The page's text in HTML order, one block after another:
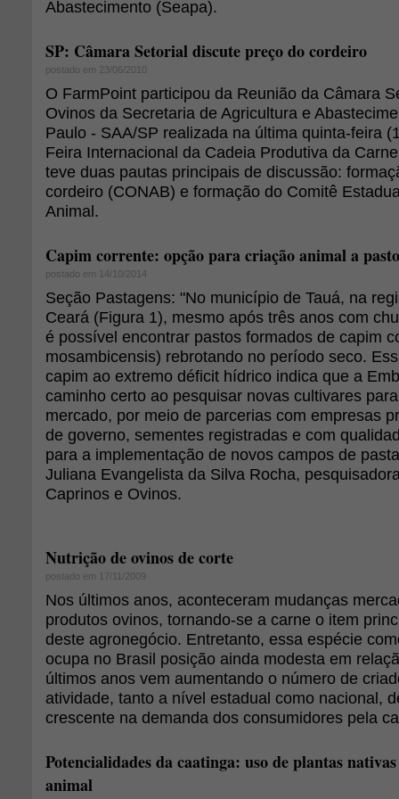
Abastecimento (Seapa).
SP: Câmara Setorial discute preço do cordeiro
postado em 23/06/2010
O FarmPoint participou da Reunião da Câmara
Ovinos da Secretaria de Agricultura e
Paulo - SAA/SP realizada na última quinta-feira
Feira Internacional da Cadeia Produtiva da
teve duas pautas principais de discussão:
cordeiro (CONAB) e formação do Comitê
Animal.
Capim corrente: opção para criação animal a
postado em 14/10/2014
Seção Pastagens: "No município de Tauá, na
Ceará (Figura 1), mesmo após três anos com
é possível encontrar pastos formados de capim
mosambicensis) rebrotando no período seco.
capim ao extremo déficit hídrico indica que a
caminho certo ao pesquisar novas cultivares
mercado, por meio de parcerias com empresas
de governo, sementes registradas e com
para a implementação de novos campos de
Juliana Evangelista da Silva Rocha,
Caprinos e Ovinos.
Nutrição de ovinos de corte
postado em 17/11/2009
Nos últimos anos, aconteceram mudanças
produtos ovinos, tornando-se a carne o item
deste agronegócio. Entretanto, essa espécie
ocupa no Brasil posição ainda modesta em
últimos anos vem aumentando o número de
atividade, tanto a nível estadual como nacional,
crescente na demanda dos consumidores pela
Potencialidades da caatinga: uso de plantas
animal